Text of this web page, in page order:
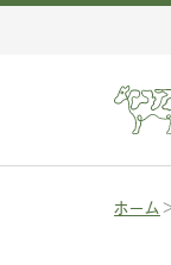
ホーム